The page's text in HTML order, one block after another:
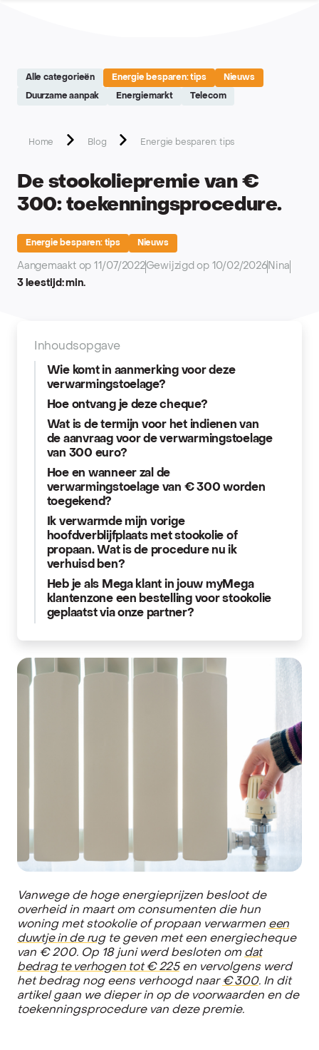
Alle categorieën Energie besparen: tips Nieuws
Duurzame aanpak Energiemarkt Telecom
Home Blog Energie besparen: tips
De stookoliepremie van €
300: toekenningsprocedure.
Energie besparen: tips Nieuws
Aangemaakt op 11/07/2022Gewijzigd op 10/02/2026 Nina
3 leestijd: min.
Inhoudsopgave
Wie komt in aanmerking voor deze
verwarmingstoelage?
Hoe ontvang je deze cheque?
Wat is de termijn voor het indienen van
de aanvraag voor de verwarmingstoelage
van 300 euro?
Hoe en wanneer zal de
verwarmingstoelage van € 300 worden
toegekend?
Ik verwarmde mijn vorige
hoofdverblijfplaats met stookolie of
propaan. Wat is de procedure nu ik
verhuisd ben?
Heb je als Mega klant in jouw myMega
klantenzone een bestelling voor stookolie
geplaatst via onze partner?
Vanwege de hoge energieprijzen besloot de
overheid in maart om consumenten die hun
woning met stookolie of propaan verwarmen een
duwtje in de rugte geven met een energiecheque
van € 200. Op 18 juni werd besloten om dat
bedrag te verhogen tot € 225en vervolgens werd
het bedrag nog eens verhoogd naar € 300. In dit
artikel gaan we dieper in op de voorwaarden en de
toekenningsprocedure van deze premie.